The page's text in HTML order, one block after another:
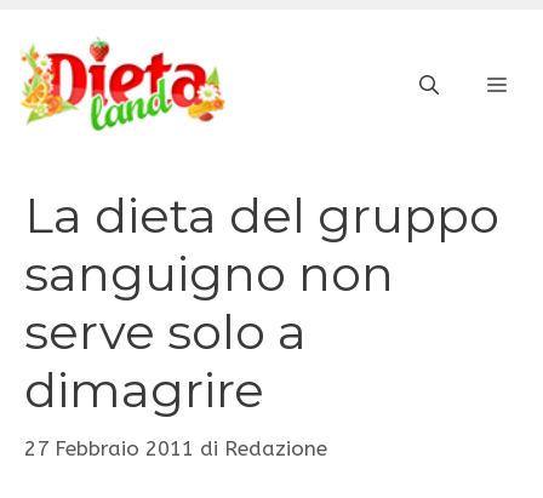
contenuto
La dieta del gruppo
sanguigno non
serve solo a
dimagrire
27 Febbraio 2011 di Redazione